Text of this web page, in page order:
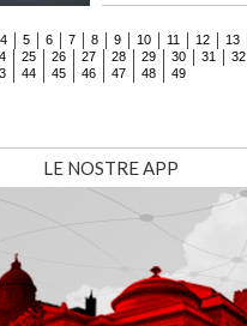
4 5 6 7 8 9 10 11 12 13
25 26 27 28 29 30 31 32
44 45 46 47 48
49
LE NOSTRE APP